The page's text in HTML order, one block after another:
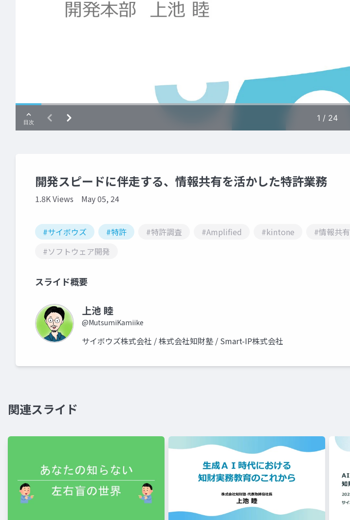
開発スピードに伴走する、情報共有を活かした特許業務
1.8K Views May 05, 24
#サイボウズ #特許 #特許調査 #Amplified #kintone
#情報共有
#ソフトウェア開発
スライド概要
上池 睦
@MutsumiKamiike
サイボウズ株式会社 / 株式会社知財塾 / Smart-IP株式会社
関連スライド